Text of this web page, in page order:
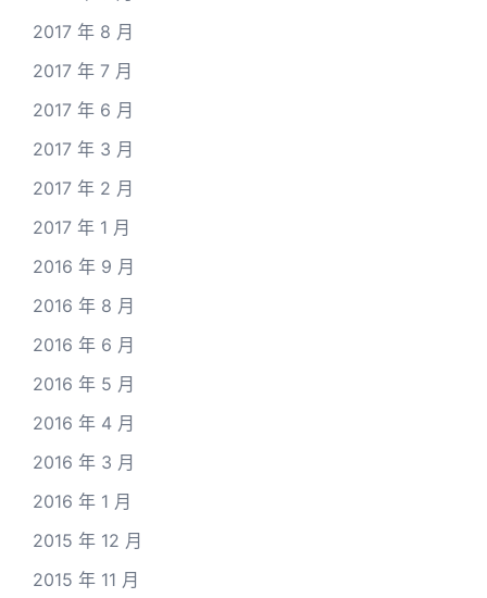
2017 年 8 月
2017 年 7 月
2017 年 6 月
2017 年 3 月
2017 年 2 月
2017 年 1 月
2016 年 9 月
2016 年 8 月
2016 年 6 月
2016 年 5 月
2016 年 4 月
2016 年 3 月
2016 年 1 月
2015 年 12 月
2015 年 11 月